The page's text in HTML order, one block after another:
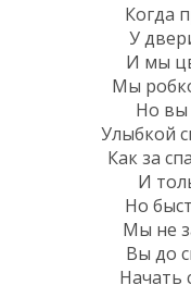
Когда
У
И мы
Мы
Но вы
Улыбкой
Как за
И
Но
Мы не
Вы до
Начать